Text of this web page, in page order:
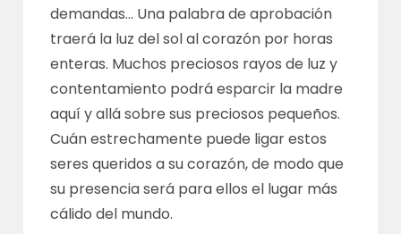
demandas… Una palabra de aprobación
traerá la luz del sol al corazón por horas
enteras. Muchos preciosos rayos de luz y
contentamiento podrá esparcir la madre
aquí y allá sobre sus preciosos pequeños.
Cuán estrechamente puede ligar estos
seres queridos a su corazón, de modo que
su presencia será para ellos el lugar más
cálido del mundo.